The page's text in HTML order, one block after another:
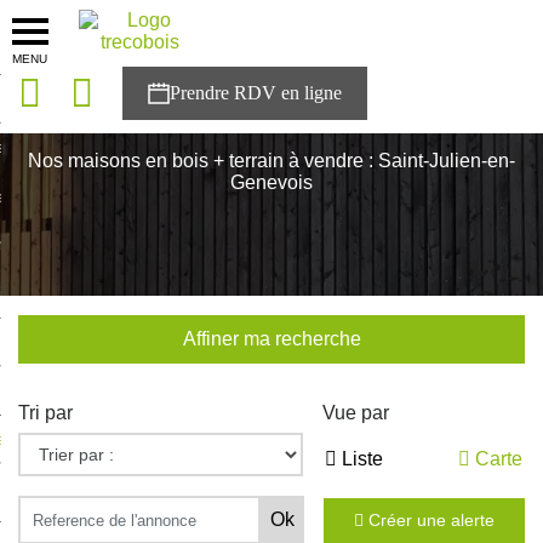
MENU
solutions
Trecobois
à NESTOR
Nos maisons en bois + terrain à vendre : Saint-Julien-en-
Genevois
Affiner ma recherche
Tri par Vue par
Liste Carte
Créer une alerte